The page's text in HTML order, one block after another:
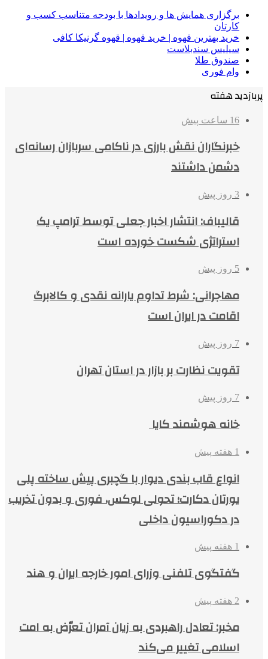
برگزاری همایش ها و رویدادها با بودجه متناسب کسب و
کارتان
خرید بهترین قهوه | خرید قهوه | قهوه گرنیکا کافی
سیلیس سندبلاست
صندوق طلا
وام فوری
پربازدید هفته
16 ساعت پیش
خبرنگاران نقش بارزی در ناکامی سربازان رسانه‌ای
دشمن داشتند
3 روز پیش
قالیباف: انتشار اخبار جعلی توسط ترامپ یک
استراتژی شکست خورده است
5 روز پیش
مهاجرانی: شرط تداوم یارانه نقدی و کالابرگ
اقامت در ایران است
7 روز پیش
تقویت نظارت بر بازار در استان تهران
7 روز پیش
خانه هوشمند کایا
1 هفته پیش
انواع قاب بندی دیوار با گچبری پیش ساخته پلی
یورتان دکارت؛ تحولی لوکس، فوری و بدون تخریب
در دکوراسیون داخلی
1 هفته پیش
گفتگوی تلفنی وزرای امور خارجه ایران و هند
2 هفته پیش
مخبر: تعادل راهبردی به زیان آمران تعرّض به امت
اسلامی تغییر می‌کند